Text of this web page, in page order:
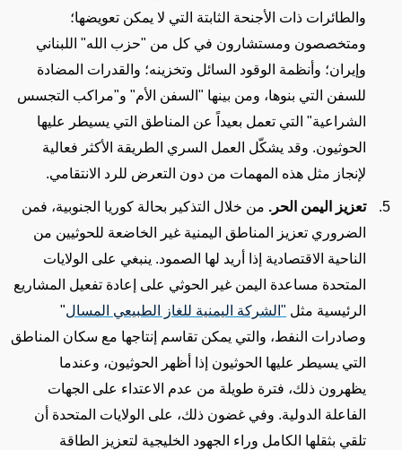
والطائرات ذات الأجنحة الثابتة التي لا يمكن تعويضها؛
ومتخصصون ومستشارون في كل من "حزب الله" اللبناني
وإيران؛ وأنظمة الوقود السائل وتخزينه؛ والقدرات المضادة
للسفن التي بنوها، ومن بينها "السفن الأم" و"مراكب التجسس
الشراعية" التي تعمل بعيداً عن المناطق التي يسيطر عليها
الحوثيون. وقد يشكّل العمل السري الطريقة الأكثر فعالية
لإنجاز مثل هذه المهمات من دون التعرض للرد الانتقامي.
تعزيز اليمن الحر. من خلال التذكير بحالة كوريا الجنوبية، فمن
الضروري تعزيز المناطق اليمنية غير الخاضعة للحوثيين من
الناحية الاقتصادية إذا أريد لها الصمود. ينبغي على الولايات
المتحدة مساعدة اليمن غير الحوثي على إعادة تفعيل المشاريع
الرئيسية مثل "الشركة اليمنية للغاز الطبيعي المسال"
وصادرات النفط، والتي يمكن تقاسم إنتاجها مع سكان المناطق
التي يسيطر عليها الحوثيون إذا أظهر الحوثيون، وعندما
يظهرون ذلك، فترة طويلة من عدم الاعتداء على الجهات
الفاعلة الدولية. وفي غضون ذلك، على الولايات المتحدة أن
تلقي بثقلها الكامل وراء الجهود الخليجية لتعزيز الطاقة